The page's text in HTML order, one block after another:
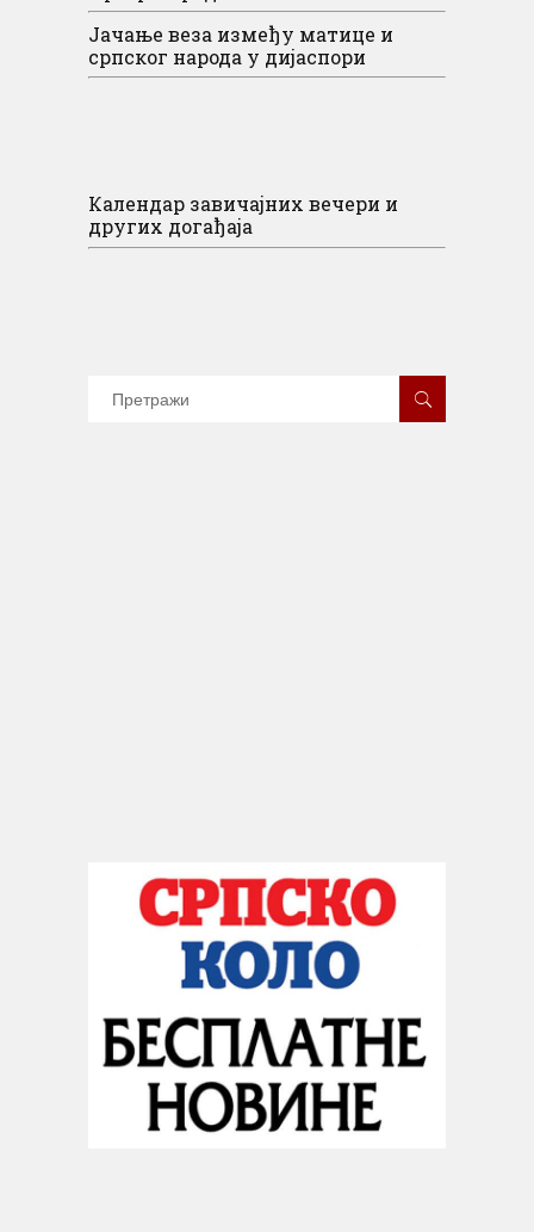
Јачање веза између матице и
српског народа у дијаспори
Календар завичајних вечери и
других догађаја